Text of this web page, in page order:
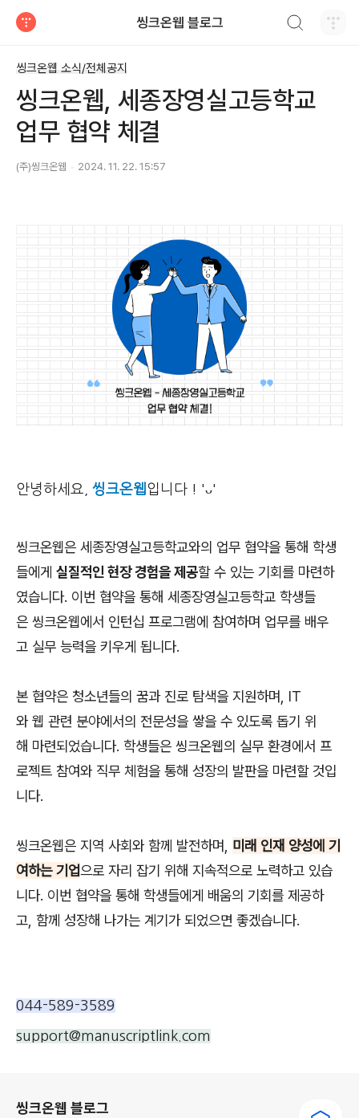
씽크온웹 블로그
씽크온웹 소식/전체공지
씽크온웹, 세종장영실고등학교
업무 협약 체결
(주)씽크온웹 2024. 11. 22. 15:57
안녕하세요, 씽크온웹 입니다 ! 'ᴗ'
씽크온웹은 세종장영실고등학교와의 업무 협약을 통해 학생
들에게 실질적인 현장 경험을 제공할 수 있는 기회를 마련하
였습니다. 이번 협약을 통해 세종장영실고등학교 학생들
은 씽크온웹에서 인턴십 프로그램에 참여하며 업무를 배우
고 실무 능력을 키우게 됩니다.
본 협약은 청소년들의 꿈과 진로 탐색을 지원하며, IT
와 웹 관련 분야에서의 전문성을 쌓을 수 있도록 돕기 위
해 마련되었습니다. 학생들은 씽크온웹의 실무 환경에서 프
로젝트 참여와 직무 체험을 통해 성장의 발판을 마련할 것입
니다.
씽크온웹은 지역 사회와 함께 발전하며, 미래 인재 양성에 기
여하는 기업으로 자리 잡기 위해 지속적으로 노력하고 있습
니다. 이번 협약을 통해 학생들에게 배움의 기회를 제공하
고, 함께 성장해 나가는 계기가 되었으면 좋겠습니다.
044-589-3589
support@manuscriptlink.com
씽크온웹 블로그